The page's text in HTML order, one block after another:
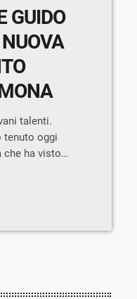
GUIDO
talenti.
tenuto oggi
che ha visto
del